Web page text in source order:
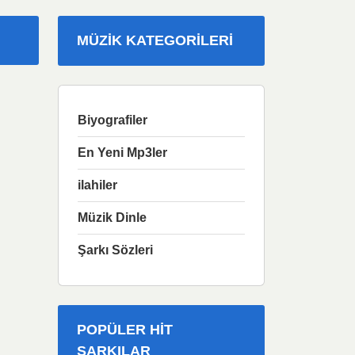
MÜZIK KATEGORILERI
Biyografiler
En Yeni Mp3ler
ilahiler
Müzik Dinle
Şarkı Sözleri
POPÜLER HIT
ŞARKILAR